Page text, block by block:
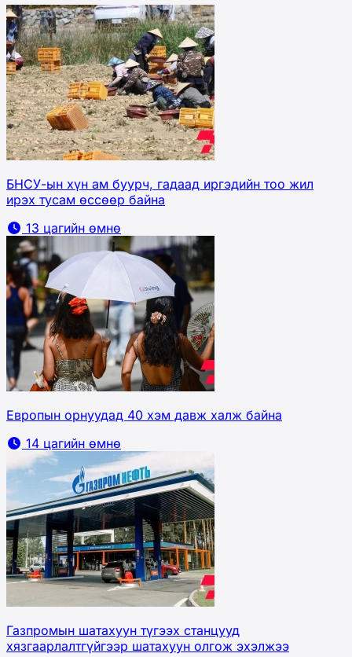
БНСУ-ын хүн ам буурч, гадаад иргэдийн тоо жил
ирэх тусам өссөөр байна
13 цагийн өмнө
Европын орнуудад 40 хэм давж халж байна
14 цагийн өмнө
Газпромын шатахуун түгээх станцууд
хязгаарлалтгүйгээр шатахуун олгож эхэлжээ